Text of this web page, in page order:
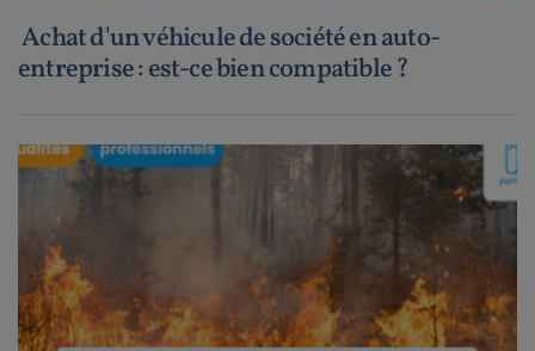
Achat d'un véhicule de société en auto-
entreprise : est-ce bien compatible ?